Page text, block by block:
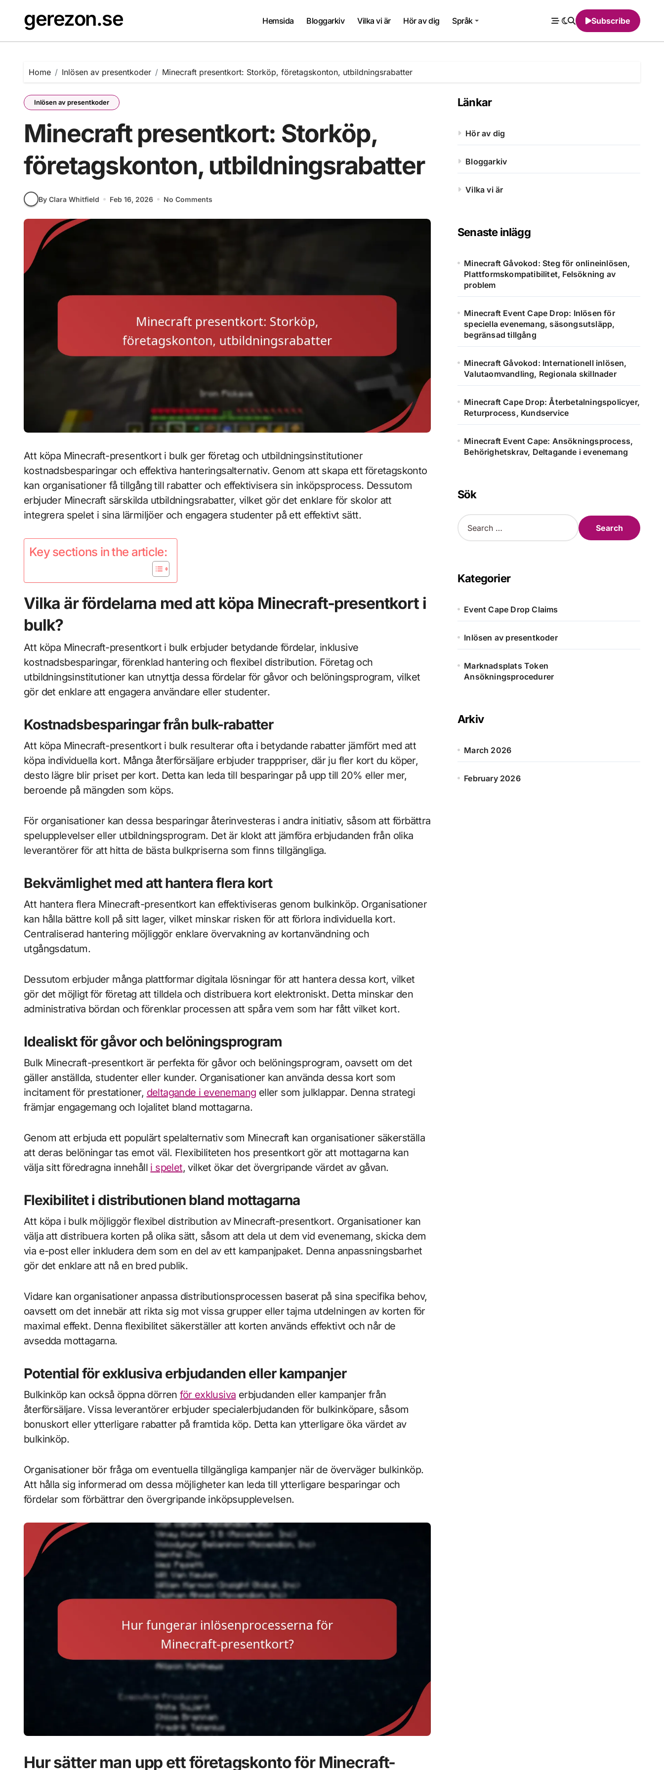
contentgerezon.se Hemsida Bloggarkiv Vilka vi är Hör av dig Språk Subscribe
Home Inlösen av presentkoder Minecraft presentkort: Storköp, företagskonton, utbildningsrabatter
Inlösen av presentkoder
Minecraft presentkort: Storköp,
företagskonton, utbildningsrabatter
By Clara Whitfield Feb 16, 2026 No Comments
Att köpa Minecraft-presentkort i bulk ger företag och utbildningsinstitutioner
kostnadsbesparingar och effektiva hanteringsalternativ. Genom att skapa ett företagskonto
kan organisationer få tillgång till rabatter och effektivisera sin inköpsprocess. Dessutom
erbjuder Minecraft särskilda utbildningsrabatter, vilket gör det enklare för skolor att
integrera spelet i sina lärmiljöer och engagera studenter på ett effektivt sätt.
Key sections in the article:
Vilka är fördelarna med att köpa Minecraft-presentkort i
bulk?
Att köpa Minecraft-presentkort i bulk erbjuder betydande fördelar, inklusive
kostnadsbesparingar, förenklad hantering och flexibel distribution. Företag och
utbildningsinstitutioner kan utnyttja dessa fördelar för gåvor och belöningsprogram, vilket
gör det enklare att engagera användare eller studenter.
Kostnadsbesparingar från bulk-rabatter
Att köpa Minecraft-presentkort i bulk resulterar ofta i betydande rabatter jämfört med att
köpa individuella kort. Många återförsäljare erbjuder trapppriser, där ju fler kort du köper,
desto lägre blir priset per kort. Detta kan leda till besparingar på upp till 20% eller mer,
beroende på mängden som köps.
För organisationer kan dessa besparingar återinvesteras i andra initiativ, såsom att förbättra
spelupplevelser eller utbildningsprogram. Det är klokt att jämföra erbjudanden från olika
leverantörer för att hitta de bästa bulkpriserna som finns tillgängliga.
Bekvämlighet med att hantera flera kort
Att hantera flera Minecraft-presentkort kan effektiviseras genom bulkinköp. Organisationer
kan hålla bättre koll på sitt lager, vilket minskar risken för att förlora individuella kort.
Centraliserad hantering möjliggör enklare övervakning av kortanvändning och
utgångsdatum.
Dessutom erbjuder många plattformar digitala lösningar för att hantera dessa kort, vilket
gör det möjligt för företag att tilldela och distribuera kort elektroniskt. Detta minskar den
administrativa bördan och förenklar processen att spåra vem som har fått vilket kort.
Idealiskt för gåvor och belöningsprogram
Bulk Minecraft-presentkort är perfekta för gåvor och belöningsprogram, oavsett om det
gäller anställda, studenter eller kunder. Organisationer kan använda dessa kort som
incitament för prestationer, deltagande i evenemang eller som julklappar. Denna strategi
främjar engagemang och lojalitet bland mottagarna.
Genom att erbjuda ett populärt spelalternativ som Minecraft kan organisationer säkerställa
att deras belöningar tas emot väl. Flexibiliteten hos presentkort gör att mottagarna kan
välja sitt föredragna innehåll i spelet, vilket ökar det övergripande värdet av gåvan.
Flexibilitet i distributionen bland mottagarna
Att köpa i bulk möjliggör flexibel distribution av Minecraft-presentkort. Organisationer kan
välja att distribuera korten på olika sätt, såsom att dela ut dem vid evenemang, skicka dem
via e-post eller inkludera dem som en del av ett kampanjpaket. Denna anpassningsbarhet
gör det enklare att nå en bred publik.
Vidare kan organisationer anpassa distributionsprocessen baserat på sina specifika behov,
oavsett om det innebär att rikta sig mot vissa grupper eller tajma utdelningen av korten för
maximal effekt. Denna flexibilitet säkerställer att korten används effektivt och når de
avsedda mottagarna.
Potential för exklusiva erbjudanden eller kampanjer
Bulkinköp kan också öppna dörrenför exklusiva erbjudanden eller kampanjer från
återförsäljare. Vissa leverantörer erbjuder specialerbjudanden för bulkinköpare, såsom
bonuskort eller ytterligare rabatter på framtida köp. Detta kan ytterligare öka värdet av
bulkinköp.
Organisationer bör fråga om eventuella tillgängliga kampanjer när de överväger bulkinköp.
Att hålla sig informerad om dessa möjligheter kan leda till ytterligare besparingar och
fördelar som förbättrar den övergripande inköpsupplevelsen.
Hur sätter man upp ett företagskonto för Minecraft-
Länkar
Hör av dig
Bloggarkiv
Vilka vi är
Senaste inlägg
Minecraft Gåvokod: Steg för onlineinlösen,
Plattformskompatibilitet, Felsökning av
problem
Minecraft Event Cape Drop: Inlösen för
speciella evenemang, säsongsutsläpp,
begränsad tillgång
Minecraft Gåvokod: Internationell inlösen,
Valutaomvandling, Regionala skillnader
Minecraft Cape Drop: Återbetalningspolicyer,
Returprocess, Kundservice
Minecraft Event Cape: Ansökningsprocess,
Behörighetskrav, Deltagande i evenemang
Sök
S
e
h
f
r
Kategorier
Event Cape Drop Claims
Inlösen av presentkoder
Marknadsplats Token
Ansökningsprocedurer
Arkiv
March 2026
February 2026